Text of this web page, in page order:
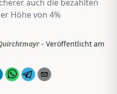
auch die bezahlten
Höhe von 4%
- Veröffentlicht am